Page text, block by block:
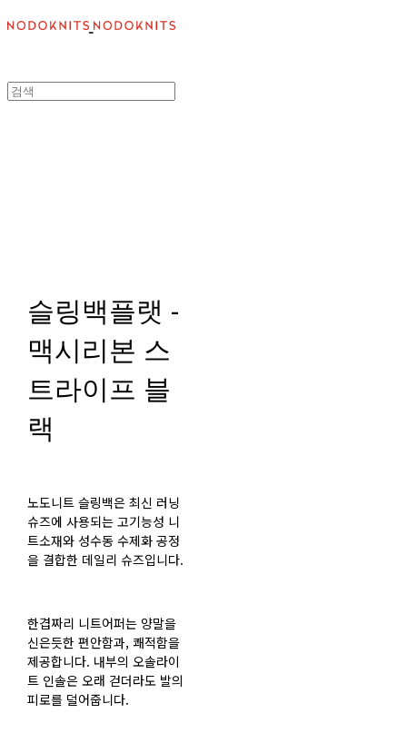
슬링백플랫 -
맥시리본 스
트라이프 블
랙
노도니트 슬링백은 최신 러닝
슈즈에 사용되는 고기능성 니
트소재와 성수동 수제화 공정
을 결합한 데일리 슈즈입니다.
한겹짜리 니트어퍼는 양말을
신은듯한 편안함과, 쾌적함을
제공합니다. 내부의 오솔라이
트 인솔은 오래 걷더라도 발의
피로를 덜어줍니다.